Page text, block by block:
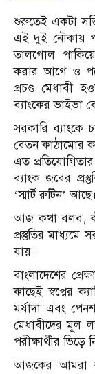
শুরুতেই একটা
এই দুই নৌকায় পা
তালগোল
করার আগে ও
প্রচণ্ড মেধাবী
ব্যাংকের ভাইভা
সরকারি ব্যাংকে
বেতন কাঠামোর
এত
ব্যাংক জবের
‘স্মার্ট রুটিন’ আছে।
আজ কথা বলব,
প্রস্তুতির মাধ্যমে
যায়।
বাংলাদেশের
কাছেই স্বপ্নের
মর্যাদা এবং
মেধাবীদের মূল
পরীক্ষার্থীর
আজকের আমরা